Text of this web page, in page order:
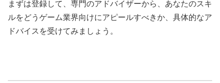
まずは登録して、専門のアドバイザーから、あなたのスキ
ルをどうゲーム業界向けにアピールすべきか、具体的なア
ドバイスを受けてみましょう。